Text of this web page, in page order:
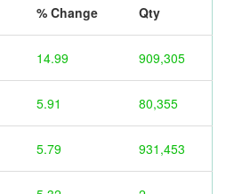
% Change Qty
14.99 909,305
5.91 80,355
5.79 931,453